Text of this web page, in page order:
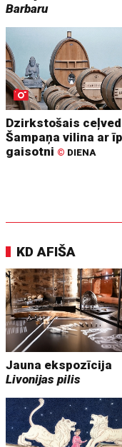
Barbaru
Dzirkstošais
Šampaņa vilina ar
gaisotni © DIENA
KD AFIŠA
Jauna ekspozīcija
Livonijas pilis